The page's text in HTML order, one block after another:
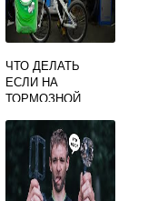
ЧТО ДЕЛАТЬ
ЕСЛИ НА
ТОРМОЗНОЙ
ВЕЛОСИПЕДА
ПОПАЛО МАСЛО